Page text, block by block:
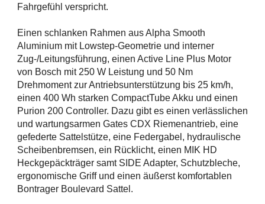
Fahrgefühl verspricht.
Einen schlanken Rahmen aus Alpha Smooth
Aluminium mit Lowstep-Geometrie und interner
Zug-/Leitungsführung, einen Active Line Plus Motor
von Bosch mit 250 W Leistung und 50 Nm
Drehmoment zur Antriebsunterstützung bis 25 km/h,
einen 400 Wh starken CompactTube Akku und einen
Purion 200 Controller. Dazu gibt es einen verlässlichen
und wartungsarmen Gates CDX Riemenantrieb, eine
gefederte Sattelstütze, eine Federgabel, hydraulische
Scheibenbremsen, ein Rücklicht, einen MIK HD
Heckgepäckträger samt SIDE Adapter, Schutzbleche,
ergonomische Griff und einen äußerst komfortablen
Bontrager Boulevard Sattel.